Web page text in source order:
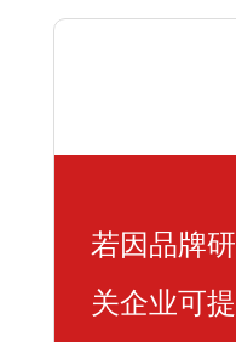
若因品牌
关企业可